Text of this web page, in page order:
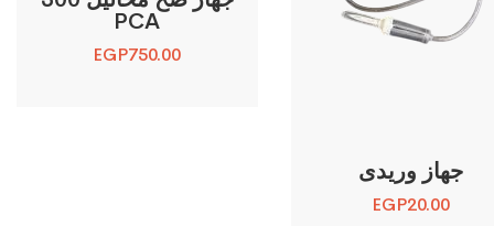
PCA
EGP750.00
جهاز وريدى
EGP20.00